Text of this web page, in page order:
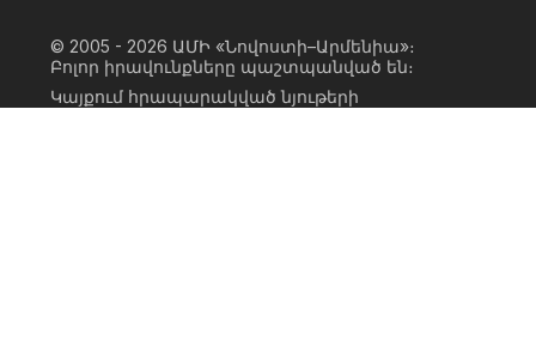
© 2005 - 2026 ԱՄԻ «Նովոստի–Արմենիա»։
Բոլոր իրավունքները պաշտպանված են։
Կայքում հրապարակված նյութերի